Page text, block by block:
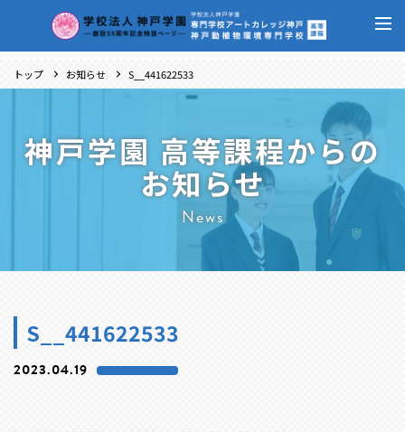
トップ お知らせ S__441622533
神戸学園 高等課程からの
お知らせ
News
S__441622533
2023.04.19